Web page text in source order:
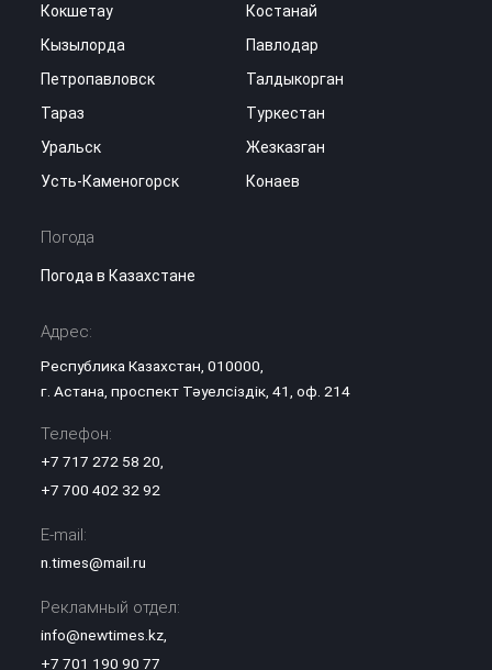
Кокшетау
Костанай
Кызылорда
Павлодар
Петропавловск
Талдыкорган
Тараз
Туркестан
Уральск
Жезказган
Усть-Каменогорск
Конаев
Погода
Погода в Казахстане
Адрес:
Республика Казахстан, 010000,
г. Астана, проспект Тәуелсіздік, 41, оф. 214
Телефон:
+7 717 272 58 20,
+7 700 402 32 92
E-mail:
n.times@mail.ru
Рекламный отдел:
info@newtimes.kz,
+7 701 190 90 77